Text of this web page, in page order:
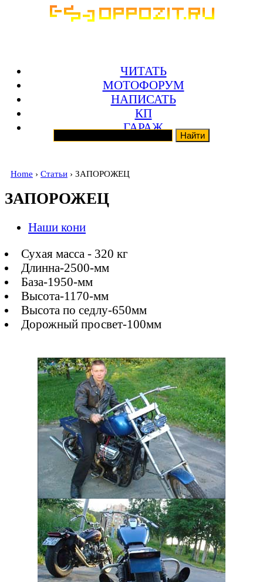
ЧИТАТЬ
МОТОФОРУМ
НАПИСАТЬ
КП
ГАРАЖ
Home › Статьи › ЗАПОРОЖЕЦ
ЗАПОРОЖЕЦ
Наши кони
Сухая масса - 320 кг
Длинна-2500-мм
База-1950-мм
Высота-1170-мм
Высота по седлу-650мм
Дорожный просвет-100мм